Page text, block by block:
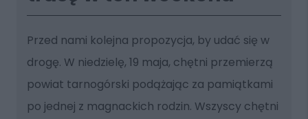
Przed nami kolejna propozycja, by udać się w
drogę. W niedzielę, 19 maja, chętni przemierzą
powiat tarnogórski podążając za pamiątkami
po jednej z magnackich rodzin. Wszyscy chętni